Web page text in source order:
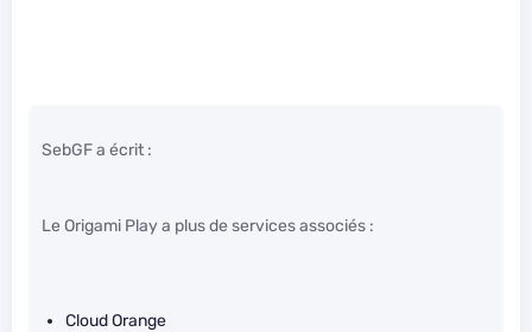
SebGF a écrit :
Le Origami Play a plus de services associés :
Cloud Orange